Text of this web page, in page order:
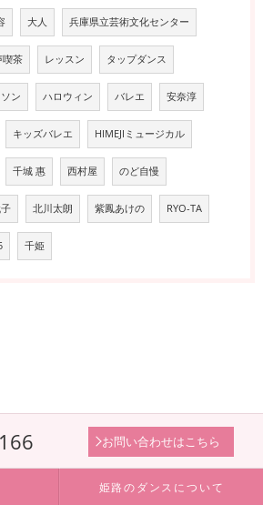
大人 兵庫県立芸術文化センター
喫茶 レッスン タップダンス
ン ハロウィン バレエ 安奈淳
キッズバレエ HIMEJIミュージカル
千城 惠 西村屋 のど自慢
北川太朗 紫鳳あけの RYO-TA
千姫
お問い合わせはこちら
姫路のダンスについて